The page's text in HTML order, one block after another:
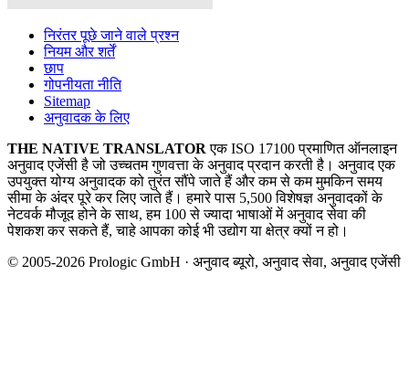
निरंतर पूछे जाने वाले प्रश्न
नियम और शर्तें
छाप
गोपनीयता नीति
Sitemap
अनुवादक के लिए
THE NATIVE TRANSLATORएक ISO 17100 प्रमाणित ऑनलाइन
अनुवाद एजेंसी है जो उच्चतम गुणवत्ता के अनुवाद प्रदान करती है। अनुवाद एक
उपयुक्त योग्य अनुवादक को तुरंत सौंपे जाते हैं और कम से कम मुमकिन समय
सीमा के अंदर पूरे कर लिए जाते हैं। हमारे पास 5,500 विशेषज्ञ अनुवादकों के
नेटवर्क मौजूद होने के साथ, हम 100 से ज्यादा भाषाओं में अनुवाद सेवा की
पेशकश कर सकते हैं, चाहे आपका कोई भी उद्योग या क्षेत्र क्यों न हो।
© 2005-2026 Prologic GmbH · अनुवाद ब्यूरो, अनुवाद सेवा, अनुवाद एजेंसी